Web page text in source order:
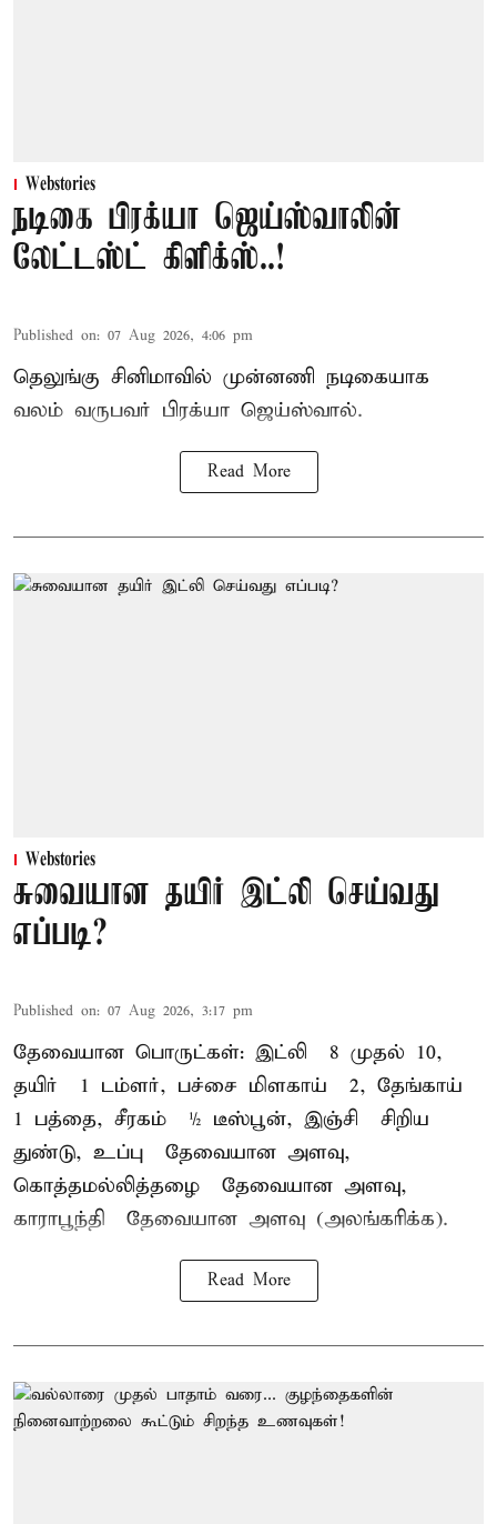
Webstories
நடிகை பிரக்யா ஜெய்ஸ்வாலின்
லேட்டஸ்ட் கிளிக்ஸ்..!
Published on: 07 Aug 2026, 4:06 pm
தெலுங்கு சினிமாவில் முன்னணி நடிகையாக
வலம் வருபவர் பிரக்யா ஜெய்ஸ்வால்.
Read More
Webstories
சுவையான தயிர் இட்லி செய்வது
எப்படி?
Published on: 07 Aug 2026, 3:17 pm
தேவையான பொருட்கள்: இட்லி – 8 முதல் 10,
தயிர் – 1 டம்ளர், பச்சை மிளகாய் – 2, தேங்காய் –
1 பத்தை, சீரகம் – ½ டீஸ்பூன், இஞ்சி – சிறிய
துண்டு, உப்பு – தேவையான அளவு,
கொத்தமல்லித்தழை – தேவையான அளவு,
காராபூந்தி – தேவையான அளவு (அலங்கரிக்க).
Read More